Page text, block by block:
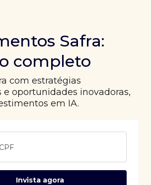
Safra:
completo
com estratégias
e oportunidades inovadoras,
em IA.
Invista agora